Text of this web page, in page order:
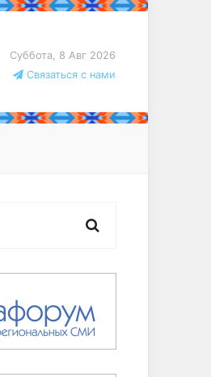
Суббота, 8 Авг 2026
Связаться с нами